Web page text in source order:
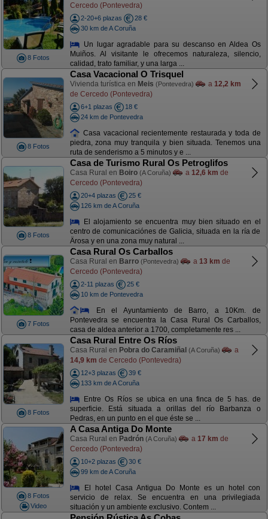
8 Fotos
Cercedo (Pontevedra)
2-20+6 plazas
28 €
30 km de A Coruña
Un lugar agradable para su descanso en Aldea Os
Muiños. Al visitante le ofrecemos naturaleza, silencio,
calidad, trato familiar, y una larga ...
8 Fotos
Casa Vacacional O Trisquel
Vivienda turística en Meis (Pontevedra) a 12,2 km
de Cercedo (Pontevedra)
6+1 plazas
18 €
24 km de Pontevedra
Casa vacacional recientemente restaurada y toda de
piedra, zona muy tranquila y bien situada. Tenemos una
ruta de senderismo a 5 minutos y e ...
8 Fotos
Casa de Turismo Rural Os Petroglifos
Casa Rural en Boiro (A Coruña) a 12,6 km de
Cercedo (Pontevedra)
20+4 plazas
25 €
126 km de A Coruña
El alojamiento se encuentra muy bien situado en el
centro de comunicaciónes de Galicia, situada en la ría de
Ärosa y en una zona muy natural ...
7 Fotos
Casa Rural Os Carballos
Casa Rural en Barro (Pontevedra) a 13 km de
Cercedo (Pontevedra)
2-11 plazas
25 €
10 km de Pontevedra
En el Ayuntamiento de Barro, a 10Km. de
Pontevedra se encuentra la Casa Rural Os Carballos,
casa de aldea anterior a 1700, completamente res ...
8 Fotos
Casa Rural Entre Os Ríos
Casa Rural en Pobra do Caramiñal (A Coruña)
a
14,9 km de Cercedo (Pontevedra)
12+3 plazas
39 €
133 km de A Coruña
Entre Os Ríos se ubica en una finca de 5 has. de
superficie. Está situada a orillas del río Barbanza o
Pedras, en un punto en el que éste se ...
8 Fotos
Video
A Casa Antiga Do Monte
Casa Rural en Padrón (A Coruña) a 17 km de
Cercedo (Pontevedra)
10+2 plazas
30 €
99 km de A Coruña
El hotel Casa Antigua Do Monte es un hotel con
servicio de relax. Se encuentra en una privilegiada
situación y un ambiente exclusivo. Contem ...